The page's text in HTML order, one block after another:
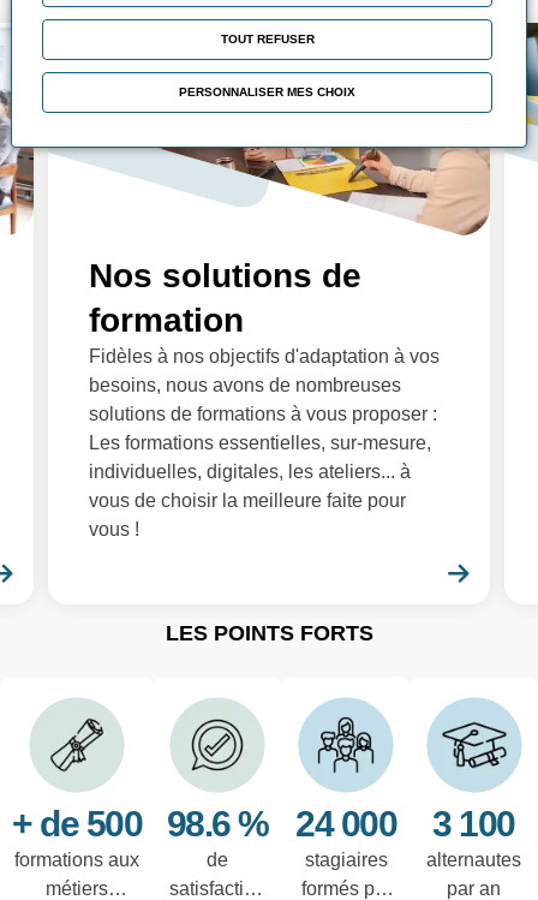
Nos solutions de
formation
Fidèles à nos objectifs d'adaptation à vos
besoins, nous avons de nombreuses
solutions de formations à vous proposer :
Les formations essentielles, sur-mesure,
individuelles, digitales, les ateliers... à
vous de choisir la meilleure faite pour
vous !
LES POINTS FORTS
+ de 500
formations aux
métiers
98.6 %
de
satisfaction
24 000
stagiaires
formés par
3 100
alternautes
par an
TOUT REFUSER
PERSONNALISER MES CHOIX